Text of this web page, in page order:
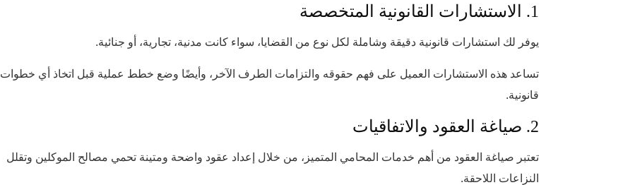
1. الاستشارات القانونية المتخصصة
يوفر لك استشارات قانونية دقيقة وشاملة لكل نوع من القضايا، سواء كانت مدنية، تجارية، أو جنائية.
تساعد هذه الاستشارات العميل على فهم حقوقه والتزامات الطرف الآخر، وأيضًا وضع خطط عملية قبل اتخاذ أي خطوات
قانونية.
2. صياغة العقود والاتفاقيات
تعتبر صياغة العقود من أهم خدمات المحامي المتميز، من خلال إعداد عقود واضحة ومتينة تحمي مصالح الموكلين وتقلل
النزاعات اللاحقة.